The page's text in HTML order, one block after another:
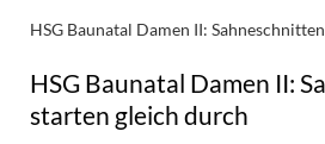
HSG Baunatal Damen II:
HSG Baunatal Damen II:
starten gleich durch